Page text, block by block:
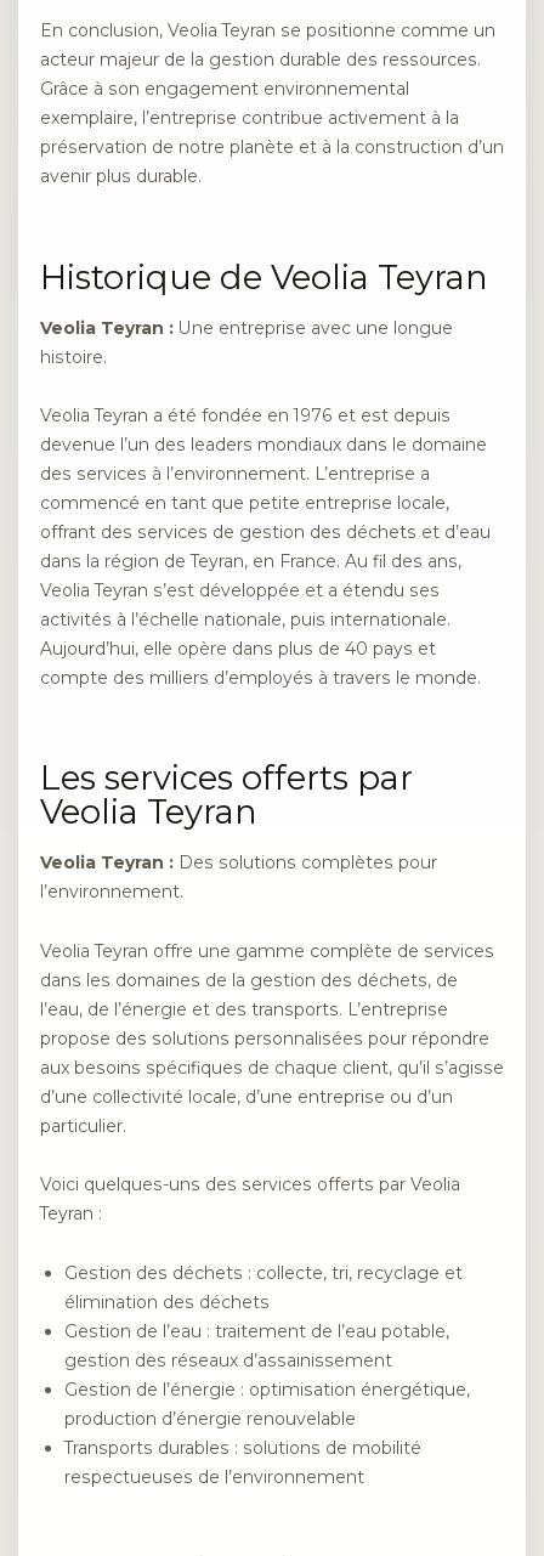
En conclusion, Veolia Teyran se positionne comme un
acteur majeur de la gestion durable des ressources.
Grâce à son engagement environnemental
exemplaire, l’entreprise contribue activement à la
préservation de notre planète et à la construction d’un
avenir plus durable.
Historique de Veolia Teyran
Veolia Teyran : Une entreprise avec une longue
histoire.
Veolia Teyran a été fondée en 1976 et est depuis
devenue l’un des leaders mondiaux dans le domaine
des services à l’environnement. L’entreprise a
commencé en tant que petite entreprise locale,
offrant des services de gestion des déchets et d’eau
dans la région de Teyran, en France. Au fil des ans,
Veolia Teyran s’est développée et a étendu ses
activités à l’échelle nationale, puis internationale.
Aujourd’hui, elle opère dans plus de 40 pays et
compte des milliers d’employés à travers le monde.
Les services offerts par
Veolia Teyran
Veolia Teyran : Des solutions complètes pour
l’environnement.
Veolia Teyran offre une gamme complète de services
dans les domaines de la gestion des déchets, de
l’eau, de l’énergie et des transports. L’entreprise
propose des solutions personnalisées pour répondre
aux besoins spécifiques de chaque client, qu’il s’agisse
d’une collectivité locale, d’une entreprise ou d’un
particulier.
Voici quelques-uns des services offerts par Veolia
Teyran :
Gestion des déchets : collecte, tri, recyclage et
élimination des déchets
Gestion de l’eau : traitement de l’eau potable,
gestion des réseaux d’assainissement
Gestion de l’énergie : optimisation énergétique,
production d’énergie renouvelable
Transports durables : solutions de mobilité
respectueuses de l’environnement